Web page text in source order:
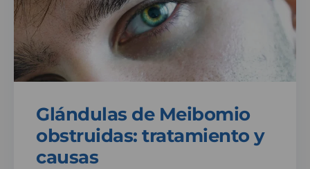
Glándulas de Meibomio
obstruidas: tratamiento y
causas